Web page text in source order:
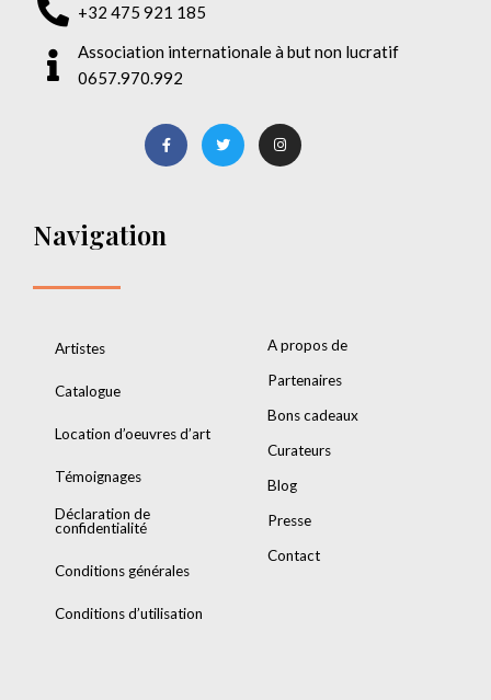
+32 475 921 185
Association internationale à but non lucratif
0657.970.992
Navigation
Artistes
Catalogue
Location d’oeuvres d’art
Témoignages
Déclaration de
confidentialité
Conditions générales
Conditions d’utilisation
A propos de
Partenaires
Bons cadeaux
Curateurs
Blog
Presse
Contact